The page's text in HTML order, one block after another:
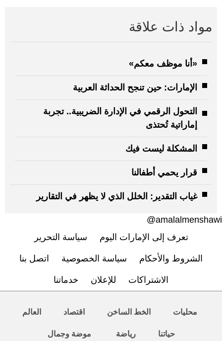
مواد ذات علاقة
«أنا موظف معكم»
الإمارات: حين تنجح الحداثة العربية
التحول الرقمي في الإدارة الضريبية.. تجربة
إماراتية تُحتذى
المشكلة ليست فيك
قرار يحمي أطفالنا
غياب التقدير: الخلل الذي لا يظهر في التقارير
amalalmenshawi@
تعرف إلى الإمارات اليوم
سياسة التحرير
الشروط والأحكام سياسة الخصوصية اتصل بنا
الاشتراكات للإعلان خدماتنا
محليات الخط الساخن اقتصاد العالم
حياتنا رياضة موضة وجمال